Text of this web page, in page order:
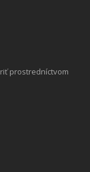
prostredníctvom